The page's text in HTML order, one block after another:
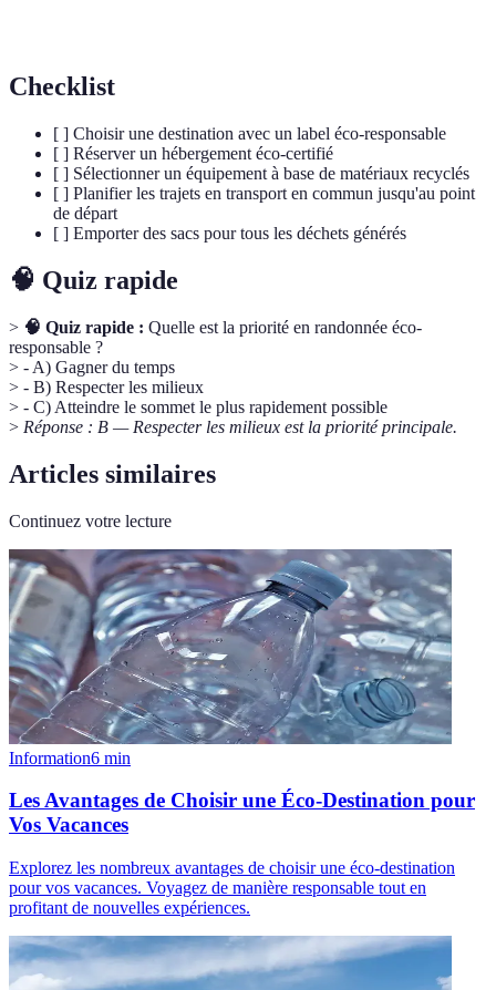
Checklist
[ ] Choisir une destination avec un label éco-responsable
[ ] Réserver un hébergement éco-certifié
[ ] Sélectionner un équipement à base de matériaux recyclés
[ ] Planifier les trajets en transport en commun jusqu'au point
de départ
[ ] Emporter des sacs pour tous les déchets générés
🧠 Quiz rapide
> 🧠 Quiz rapide : Quelle est la priorité en randonnée éco-
responsable ?
> - A) Gagner du temps
> - B) Respecter les milieux
> - C) Atteindre le sommet le plus rapidement possible
> Réponse : B — Respecter les milieux est la priorité principale.
Articles similaires
Continuez votre lecture
Information6 min
Les Avantages de Choisir une Éco-Destination pour
Vos Vacances
Explorez les nombreux avantages de choisir une éco-destination
pour vos vacances. Voyagez de manière responsable tout en
profitant de nouvelles expériences.